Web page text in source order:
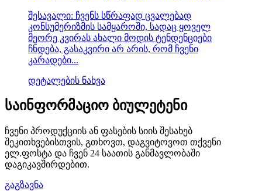
შესავალი: ჩვენს სწრაფად ცვალებად
კონსუმერიზმის სამყაროში, სადაც ყოველ
მეორე კვირას ახალი მოდის ტენდენციები
ჩნდება, გასაკვირი არ არის, რომ ჩვენი
კარადები...
დეტალების ნახვა
საინფორმაციო ბიულეტენი
ჩვენი პროდუქციის ან ფასების სიის შესახებ
შეკითხვებისთვის, გთხოვთ, დაგვიტოვოთ თქვენი
ელ.ფოსტა და ჩვენ 24 საათის განმავლობაში
დაგიკავშირდებით.
გაგზავნა